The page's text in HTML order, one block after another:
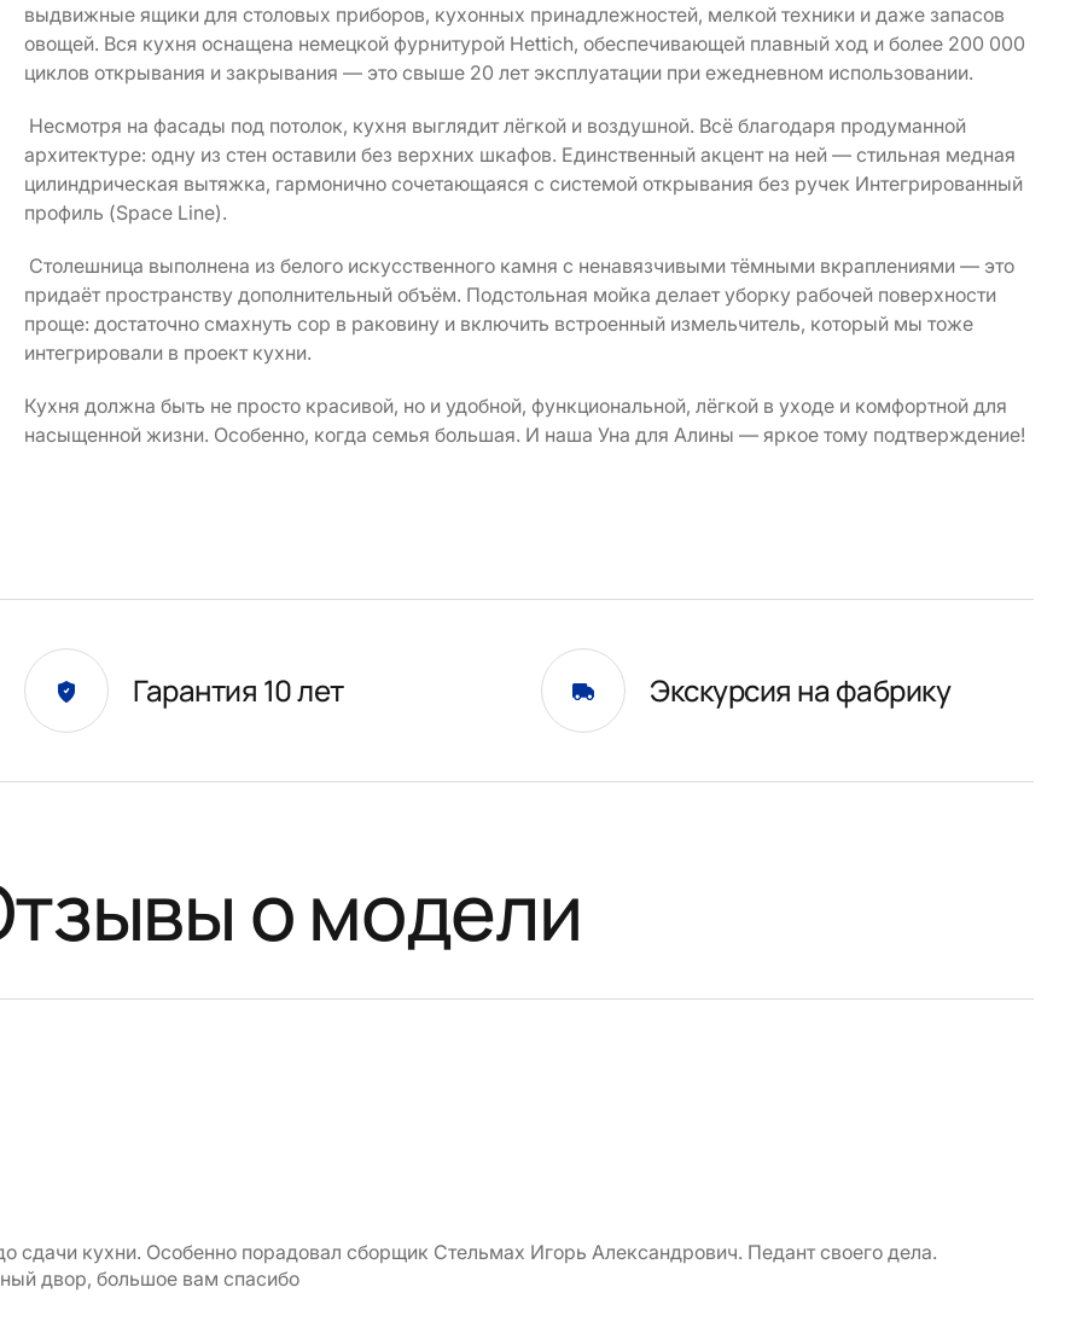
выдвижные ящики для столовых приборов, кухонных принадлежностей, мелкой техники и даже запасов
овощей. Вся кухня оснащена немецкой фурнитурой Hettich, обеспечивающей плавный ход и более 200 000
циклов открывания и закрывания — это свыше 20 лет эксплуатации при ежедневном использовании.
Несмотря на фасады под потолок, кухня выглядит лёгкой и воздушной. Всё благодаря продуманной
архитектуре: одну из стен оставили без верхних шкафов. Единственный акцент на ней — стильная медная
цилиндрическая вытяжка, гармонично сочетающаяся с системой открывания без ручек Интегрированный
профиль (Space Line).
Столешница выполнена из белого искусственного камня с ненавязчивыми тёмными вкраплениями — это
придаёт пространству дополнительный объём. Подстольная мойка делает уборку рабочей поверхности
проще: достаточно смахнуть сор в раковину и включить встроенный измельчитель, который мы тоже
интегрировали в проект кухни.
Кухня должна быть не просто красивой, но и удобной, функциональной, лёгкой в уходе и комфортной для
насыщенной жизни. Особенно, когда семья большая. И наша Уна для Алины — яркое тому подтверждение!
Гарантия 10 лет Экскурсия на фабрику
о модели
сдачи кухни. Особенно порадовал сборщик Стельмах Игорь Александрович. Педант своего дела.
двор, большое вам спасибо